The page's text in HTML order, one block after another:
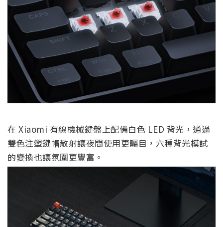
在 Xiaomi 有線機械鍵盤上配備白色 LED 背光，通過
雙色注塑鍵帽散射讓夜間使用更矚目，六種背光模試
的變換也讓氛圍更豐富。